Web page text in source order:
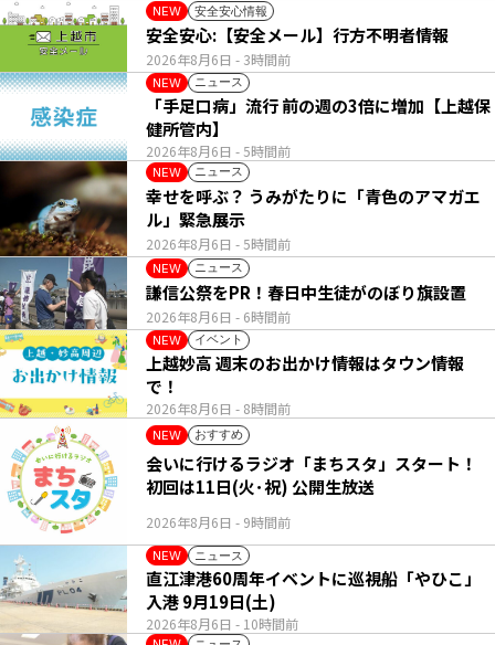
NEW 安全安心情報
2026年8月6日 - 3時間前
安全安心:【安全メール】行方不明者情報
NEW ニュース
2026年8月6日 - 5時間前
「手足口病」流行 前の週の3倍に増加【上越保
健所管内】
NEW ニュース
2026年8月6日 - 5時間前
幸せを呼ぶ？ うみがたりに「青色のアマガエ
ル」緊急展示
NEW ニュース
2026年8月6日 - 6時間前
謙信公祭をPR！春日中生徒がのぼり旗設置
NEW イベント
2026年8月6日 - 8時間前
上越妙高 週末のお出かけ情報はタウン情報
で！
NEW おすすめ
2026年8月6日 - 9時間前
会いに行けるラジオ「まちスタ」スタート！
初回は11日(火･祝) 公開生放送
NEW ニュース
2026年8月6日 - 10時間前
直江津港60周年イベントに巡視船「やひこ」
入港 9月19日(土)